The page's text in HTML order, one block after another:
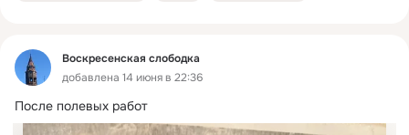
Воскресенская слободка
добавлена 14 июня в 22:36
После полевых работ